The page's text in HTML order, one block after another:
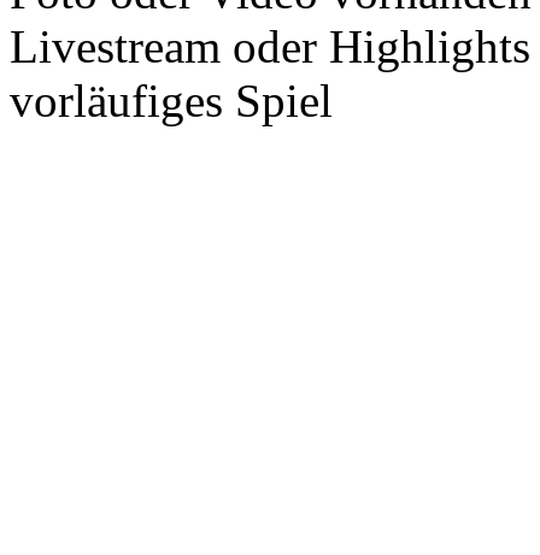
Livestream oder
vorläufiges Spiel